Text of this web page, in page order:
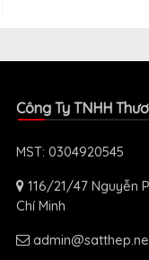
Công Ty TNHH
MST: 0304920545
116/21/47 Nguyễn
Chí Minh